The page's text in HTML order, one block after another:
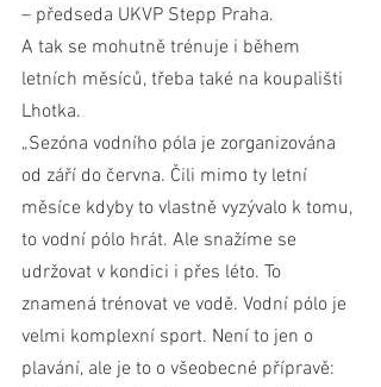
– předseda UKVP Stepp Praha.
A tak se mohutně trénuje i během
letních měsíců, třeba také na koupališti
Lhotka.
„Sezóna vodního póla je zorganizována
od září do června. Čili mimo ty letní
měsíce kdyby to vlastně vyzývalo k tomu,
to vodní pólo hrát. Ale snažíme se
udržovat v kondici i přes léto. To
znamená trénovat ve vodě. Vodní pólo je
velmi komplexní sport. Není to jen o
plavání, ale je to o všeobecné přípravě: